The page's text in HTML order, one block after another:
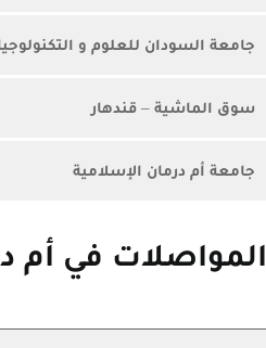
جامعة السودان للعلوم و
سوق الماشية – قندهار
جامعة أم درمان الإسلامية
المواصلات في أم